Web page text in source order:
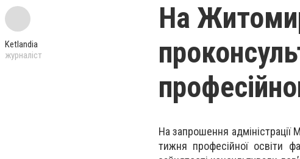
Ketlandia
журналіст
На
На запрошення адміністрації
тижня професійної освіти